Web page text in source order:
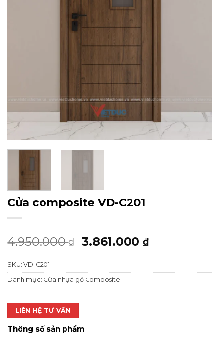
Cửa composite VD-C201
4.950.000₫
Giá
gốc
là:
4.950.000 ₫.
3.861.000 ₫Giá
hiện
tại
SKU: VD-C201
Danh mục: Cửa nhựa gỗ Composite
LIÊN HỆ TƯ VẤN
Thông số sản phẩm